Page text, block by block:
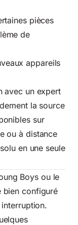
pièces
de
appareils
avec un expert
la source
sur
ou à distance
en une seule
Boys ou le
bien configuré